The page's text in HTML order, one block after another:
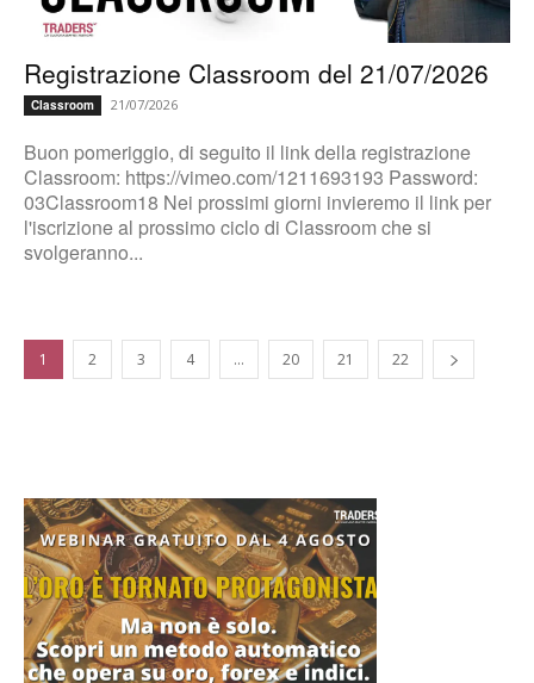
Registrazione Classroom del 21/07/2026
Classroom 21/07/2026
Buon pomeriggio, di seguito il link della registrazione
Classroom: https://vimeo.com/1211693193 Password:
03Classroom18 Nei prossimi giorni invieremo il link per
l'iscrizione al prossimo ciclo di Classroom che si
svolgeranno...
1 2 3 4 … 20 21 22